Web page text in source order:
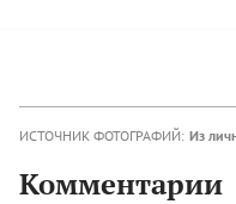
ИСТОЧНИК ФОТОГРАФИЙ: Из
Комментарии